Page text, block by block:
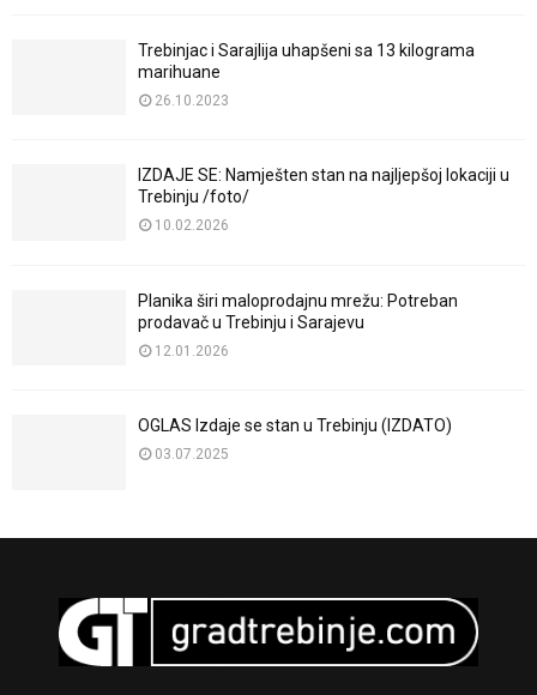
Trebinjac i Sarajlija uhapšeni sa 13 kilograma
marihuane
26.10.2023
IZDAJE SE: Namješten stan na najljepšoj lokaciji u
Trebinju /foto/
10.02.2026
Planika širi maloprodajnu mrežu: Potreban
prodavač u Trebinju i Sarajevu
12.01.2026
OGLAS Izdaje se stan u Trebinju (IZDATO)
03.07.2025